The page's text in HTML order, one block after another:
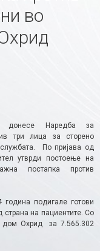
во
донесе Наредба за
три лица за сторено
По пријава од
утврди постоење на
постапка против
подигале готови
страна на пациентите. Со
дом Охрид за 7.565.302